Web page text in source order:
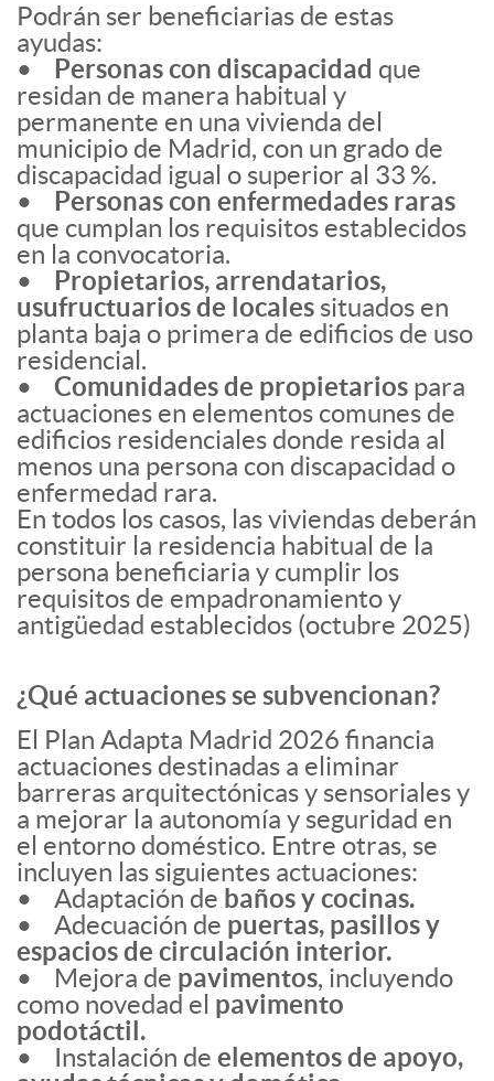
Podrán ser beneficiarias de estas
ayudas:
•
Personas con discapacidad que
residan de manera habitual y
permanente en una vivienda del
municipio de Madrid, con un grado de
discapacidad igual o superior al 33 %.
•
Personas con enfermedades raras
que cumplan los requisitos establecidos
en la convocatoria.
•
Propietarios, arrendatarios,
usufructuarios de locales situados en
planta baja o primera de edificios de uso
residencial.
• Comunidades de propietarios para
actuaciones en elementos comunes de
edificios residenciales donde resida al
menos una persona con discapacidad o
enfermedad rara.
En todos los casos, las viviendas deberán
constituir la residencia habitual de la
persona beneficiaria y cumplir los
requisitos de empadronamiento y
antigüedad establecidos (octubre 2025)
¿Qué actuaciones se subvencionan?
El Plan Adapta Madrid 2026 financia
actuaciones destinadas a eliminar
barreras arquitectónicas y sensoriales y
a mejorar la autonomía y seguridad en
el entorno doméstico. Entre otras, se
incluyen las siguientes actuaciones:
• Adaptación de baños y cocinas.
• Adecuación de puertas, pasillos y
espacios de circulación interior.
• Mejora de pavimentos, incluyendo
como novedad el pavimento
podotáctil.
• Instalación de elementos de apoyo,